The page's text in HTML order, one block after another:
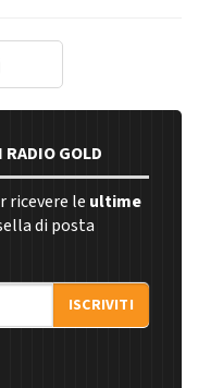
GOLD
ricevere le ultime
di posta
ISCRIVITI